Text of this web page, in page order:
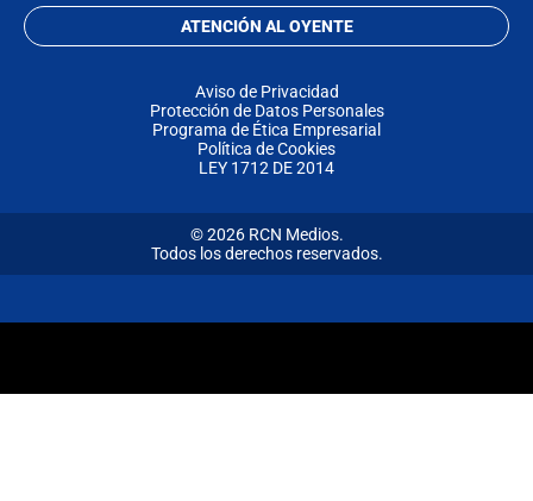
ATENCIÓN AL OYENTE
Aviso de Privacidad
Protección de Datos Personales
Programa de Ética Empresarial
Política de Cookies
LEY 1712 DE 2014
© 2026 RCN Medios.
Todos los derechos reservados.